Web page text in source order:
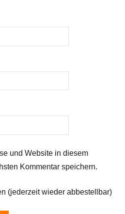
und Website in diesem
Kommentar speichern.
(jederzeit wieder abbestellbar)